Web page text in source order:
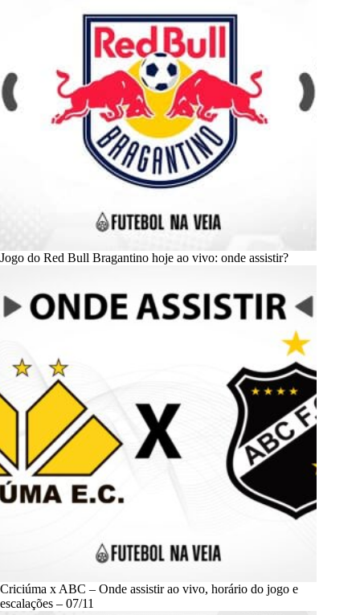
Jogo do Red Bull Bragantino hoje ao vivo: onde assistir?
Criciúma x ABC – Onde assistir ao vivo, horário do jogo e
escalações – 07/11